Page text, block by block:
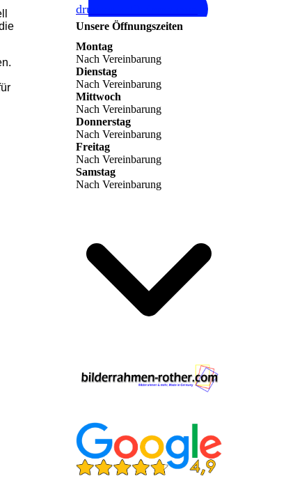
drucker-kalibrieren.com
Unsere Öffnungszeiten
Montag
Nach Vereinbarung
Dienstag
Nach Vereinbarung
Mittwoch
Nach Vereinbarung
Donnerstag
Nach Vereinbarung
Freitag
Nach Vereinbarung
Samstag
Nach Vereinbarung